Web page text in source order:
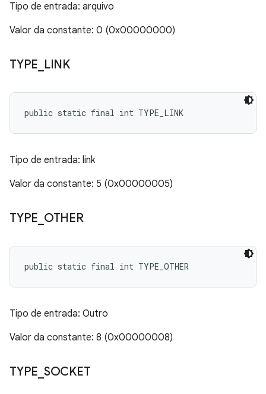
Tipo de entrada: arquivo
Valor da constante: 0 (0x00000000)
TYPE LINK
public static final int TYPE_LINK
Tipo de entrada: link
Valor da constante: 5 (0x00000005)
TYPE OTHER
public static final int TYPE_OTHER
Tipo de entrada: Outro
Valor da constante: 8 (0x00000008)
TYPE SOCKET